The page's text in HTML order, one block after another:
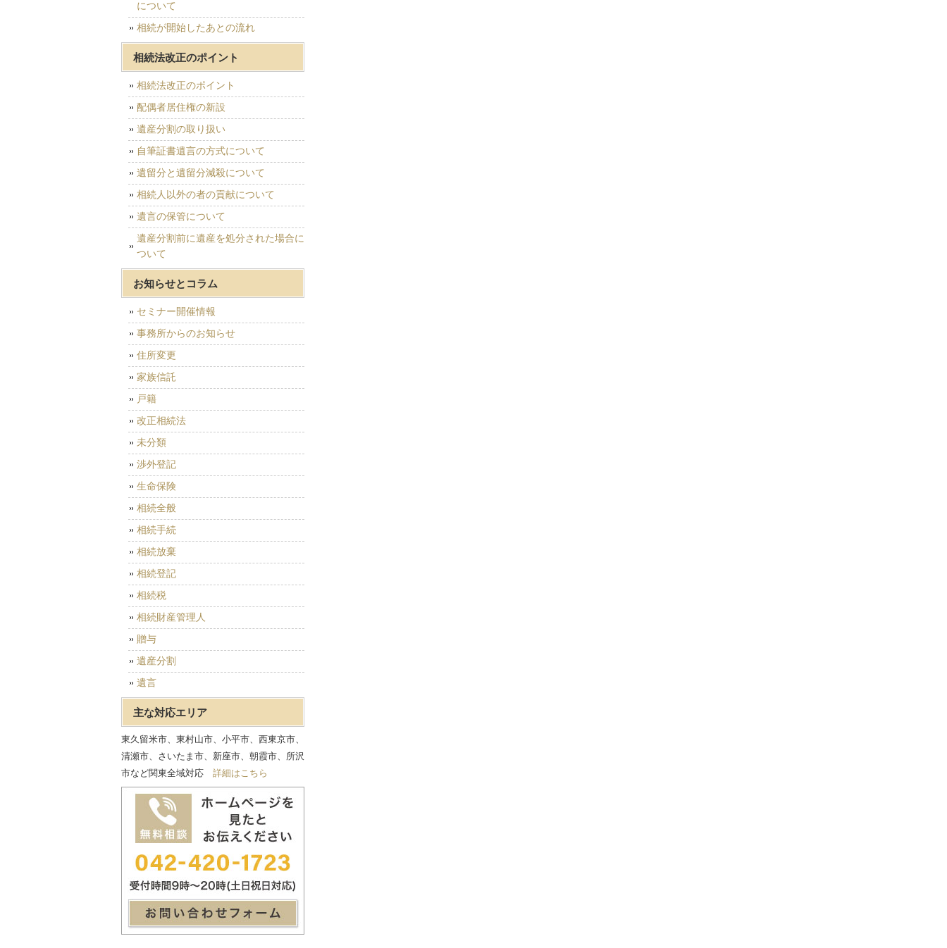
について
相続が開始したあとの流れ
相続法改正のポイント
相続法改正のポイント
配偶者居住権の新設
遺産分割の取り扱い
自筆証書遺言の方式について
遺留分と遺留分減殺について
相続人以外の者の貢献について
遺言の保管について
遺産分割前に遺産を処分された場合に
ついて
お知らせとコラム
セミナー開催情報
事務所からのお知らせ
住所変更
家族信託
戸籍
改正相続法
未分類
渉外登記
生命保険
相続全般
相続手続
相続放棄
相続登記
相続税
相続財産管理人
贈与
遺産分割
遺言
主な対応エリア
東久留米市、東村山市、小平市、西東京市、
清瀬市、さいたま市、新座市、朝霞市、所沢
市など関東全域対応 詳細はこちら